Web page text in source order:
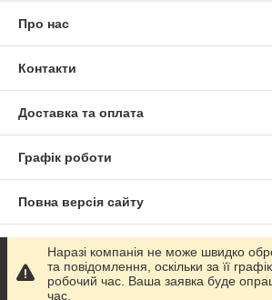
Про нас
Контакти
Доставка та оплата
Графік роботи
Повна версія сайту
Сайт створено на маркетплейсі Prom.ua
Політика конфіденційності
Наразі компанія не може швидко
та повідомлення, оскільки за її
робочий час. Ваша заявка буде
час.